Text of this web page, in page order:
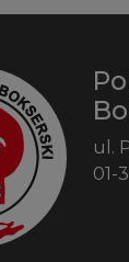
ul.
01-